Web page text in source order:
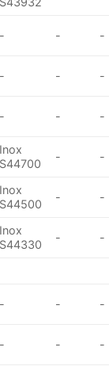
- - -
- - -
- - -
Inox
S44700
- -
Inox
S44500
- -
Inox
S44330
- -
- - -
- - -